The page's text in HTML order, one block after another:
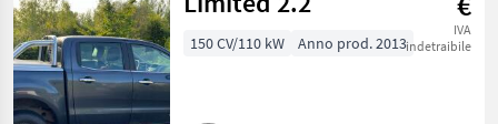
IVA
indetraibile
150 CV/110 kW Anno prod. 2013